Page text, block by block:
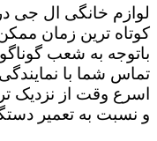
لوازم خانگی ال جی
کوتاه ترین زمان
باتوجه به شعب
تماس شما با
اسرع وقت از نزدیک
و نسبت به تعمیر